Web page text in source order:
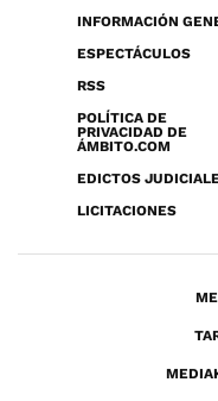
INFORMACIÓN
ESPECTÁCULOS
RSS
POLÍTICA DE
PRIVACIDAD DE
ÁMBITO.COM
EDICTOS
LICITACIONES